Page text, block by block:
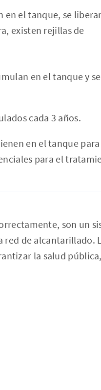
en el tanque, se
existen rejillas de
en el tanque y se
cada 3 años.
en el tanque para
para el
son un
red de alcantarillado.
la salud pública,